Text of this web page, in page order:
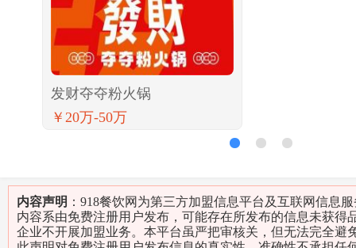
发财夺夺粉火锅
￥20万-50万
内容声明 ：918餐饮网为第三方加盟信息平台及互联网信息
内容系由免费注册用户发布，可能存在所发布的信息未获得
企业不开展加盟业务。本平台虽严把审核关，但无法完全避